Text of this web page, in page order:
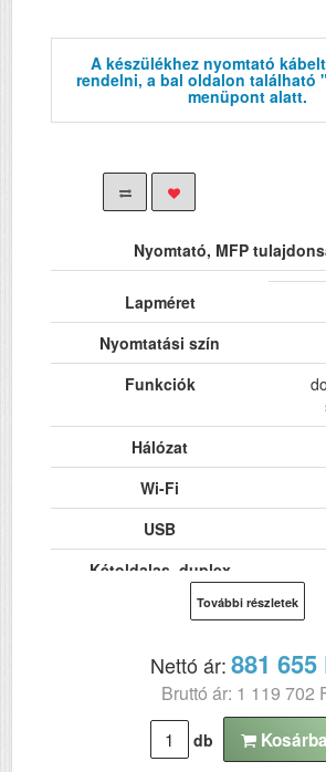
A készülékhez nyomtató
rendelni, a bal oldalon található
menüpont alatt.
Nyomtató, MFP
Lapméret
Nyomtatási szín
Funkciók
Hálózat
Wi-Fi
USB
Kétoldalas, duplex
lapolvasó)
DADF (automatikus
kétoldalas lapolvasás)
Papírkapacitás
További részletek
Nettó ár:881 655
Bruttó ár: 1 119 702
db Kosárba